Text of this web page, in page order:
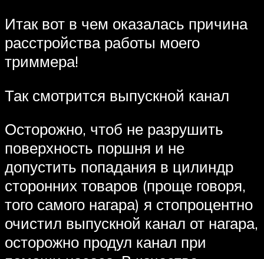
Итак вот в чем оказалась причина
расстройства работы моего
триммера!
Так смотрится выпускной канал
Осторожно, чтоб не разрушить
поверхность поршня и не
допустить попадания в цилиндр
сторонних товаров (проще говоря,
того самого нагара) я стопроцентно
очистил выпускной канал от нагара,
осторожно продул канал при